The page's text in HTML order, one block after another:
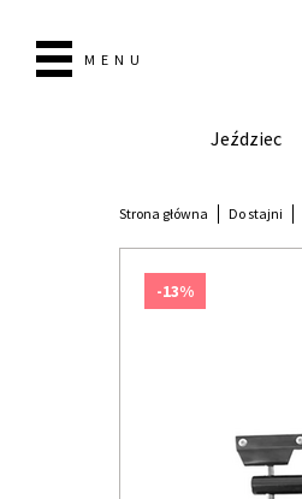
MENU
Jeździec
Strona główna Do stajni
-13%